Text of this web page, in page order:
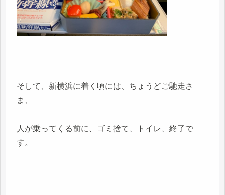
そして、新横浜に着く頃には、ちょうどご馳走さ
ま、
人が乗ってくる前に、ゴミ捨て、トイレ、終了で
す。